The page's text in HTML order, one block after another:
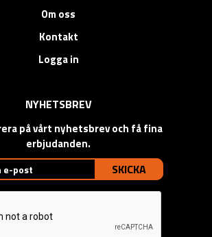
Om oss
Kontakt
Logga in
NYHETSBREV
på vårt nyhetsbrev och få fina
erbjudanden.
SKICKA